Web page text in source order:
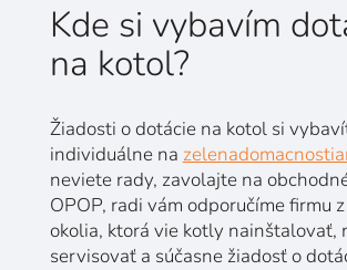
Kde si vybavím
na kotol?
Žiadosti o dotácie na kotol si
individuálne na
neviete rady, zavolajte na
OPOP, radi vám odporučíme firmu
okolia, ktorá vie kotly nainštalovať,
servisovať a súčasne žiadosť o